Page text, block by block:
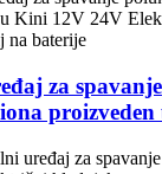
za spavanje